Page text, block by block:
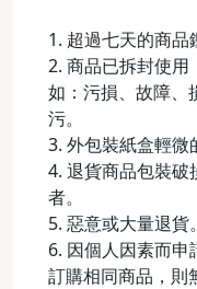
1. 超過七天的商品
2. 商品已拆封使用
如：污損、故障、
污。
3. 外包裝紙盒輕微
4. 退貨商品包裝破
者。
5. 惡意或大量退貨。
6. 因個人因素而
訂購相同商品，則